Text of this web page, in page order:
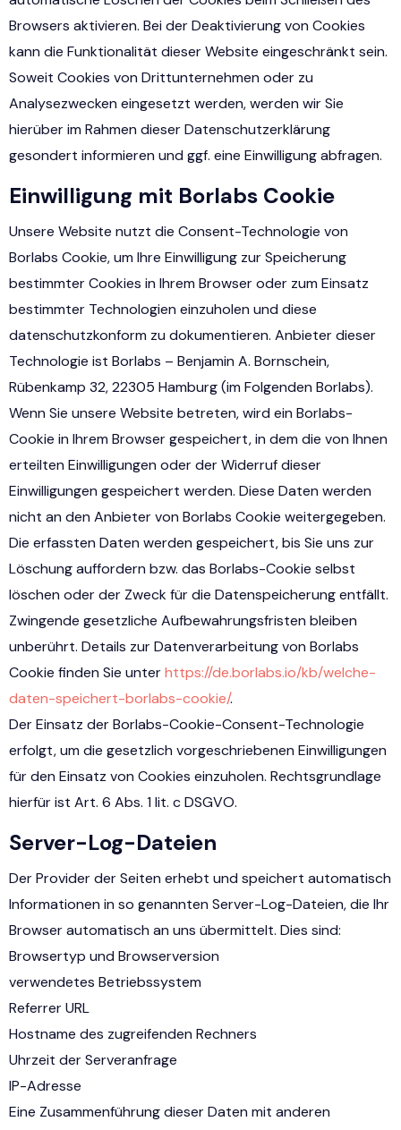
Browsers aktivieren. Bei der Deaktivierung von Cookies
kann die Funktionalität dieser Website eingeschränkt sein.
Soweit Cookies von Drittunternehmen oder zu
Analysezwecken eingesetzt werden, werden wir Sie
hierüber im Rahmen dieser Datenschutzerklärung
gesondert informieren und ggf. eine Einwilligung abfragen.
Einwilligung mit Borlabs Cookie
Unsere Website nutzt die Consent-Technologie von
Borlabs Cookie, um Ihre Einwilligung zur Speicherung
bestimmter Cookies in Ihrem Browser oder zum Einsatz
bestimmter Technologien einzuholen und diese
datenschutzkonform zu dokumentieren. Anbieter dieser
Technologie ist Borlabs – Benjamin A. Bornschein,
Rübenkamp 32, 22305 Hamburg (im Folgenden Borlabs).
Wenn Sie unsere Website betreten, wird ein Borlabs-
Cookie in Ihrem Browser gespeichert, in dem die von Ihnen
erteilten Einwilligungen oder der Widerruf dieser
Einwilligungen gespeichert werden. Diese Daten werden
nicht an den Anbieter von Borlabs Cookie weitergegeben.
Die erfassten Daten werden gespeichert, bis Sie uns zur
Löschung auffordern bzw. das Borlabs-Cookie selbst
löschen oder der Zweck für die Datenspeicherung entfällt.
Zwingende gesetzliche Aufbewahrungsfristen bleiben
unberührt. Details zur Datenverarbeitung von Borlabs
Cookie finden Sie unterhttps://de.borlabs.io/kb/welche-
daten-speichert-borlabs-cookie/.
Der Einsatz der Borlabs-Cookie-Consent-Technologie
erfolgt, um die gesetzlich vorgeschriebenen Einwilligungen
für den Einsatz von Cookies einzuholen. Rechtsgrundlage
hierfür ist Art. 6 Abs. 1 lit. c DSGVO.
Server-Log-Dateien
Der Provider der Seiten erhebt und speichert automatisch
Informationen in so genannten Server-Log-Dateien, die Ihr
Browser automatisch an uns übermittelt. Dies sind:
Browsertyp und Browserversion
verwendetes Betriebssystem
Referrer URL
Hostname des zugreifenden Rechners
Uhrzeit der Serveranfrage
IP-Adresse
Eine Zusammenführung dieser Daten mit anderen